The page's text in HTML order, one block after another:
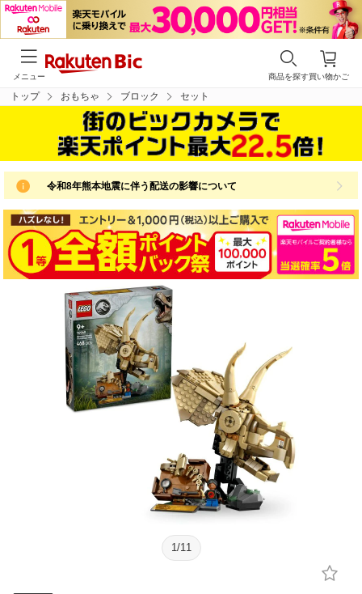
買い物かご
商品を探す
メニュー
トップ おもちゃ ブロック セット
令和8年熊本地震に伴う配送の影響について
1 /11